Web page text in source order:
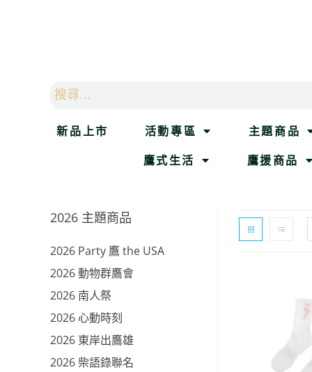
新品上市 活動專區
主題商品
鷹式生活
鷹援商品
2026 主題商品
2026 Party 鷹 the USA
2026 動物群鷹會
2026 南人祭
2026 心動時刻
2026 東岸出鷹雄
2026 柴語錄聯名